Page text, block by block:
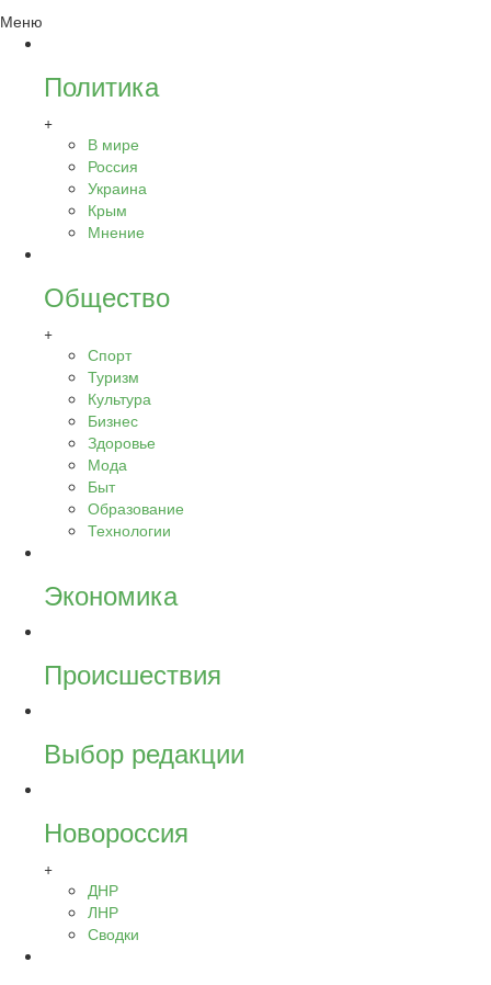
Меню
Политика
+
В мире
Россия
Украина
Крым
Мнение
Общество
+
Спорт
Туризм
Культура
Бизнес
Здоровье
Мода
Быт
Образование
Технологии
Экономика
Происшествия
Выбор редакции
Новороссия
+
ДНР
ЛНР
Сводки